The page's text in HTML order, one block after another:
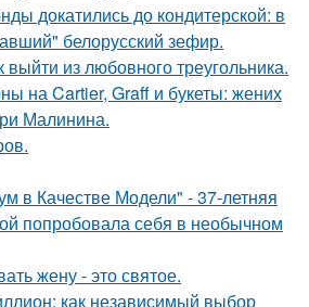
докатились до кондитерской: в
белорусский зефир.
из любовного треугольника.
на Cartier, Graff и букеты: жених
Малинина.
в Качестве Модели" - 37-летняя
попробовала себя в необычном
жену - это святое.
как независимый выбор